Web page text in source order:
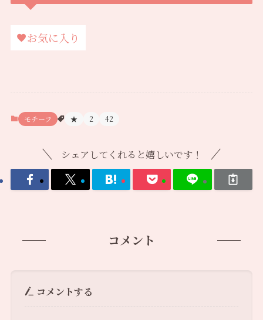
お気に入り
モチーフ ★ 2 42
シェアしてくれると嬉しいです！
コメント
コメントする